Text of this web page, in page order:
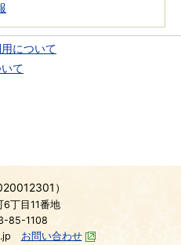
について
て
）
丁目11番地
85-1108
お問い合わせ